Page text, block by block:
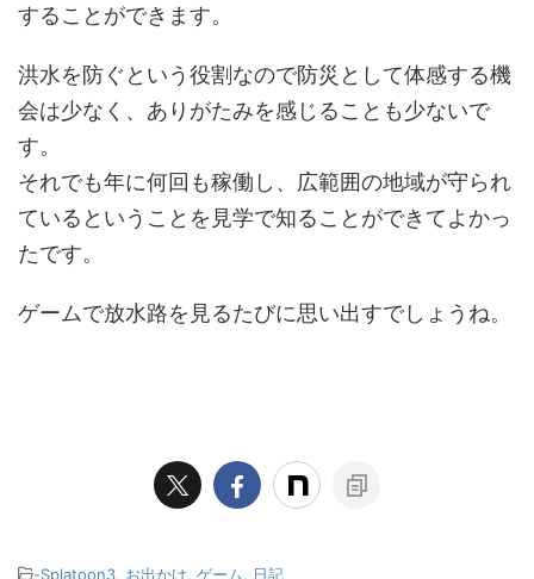
することができます。
洪水を防ぐという役割なので防災として体感する機
会は少なく、ありがたみを感じることも少ないで
す。
それでも年に何回も稼働し、広範囲の地域が守られ
ているということを見学で知ることができてよかっ
たです。
ゲームで放水路を見るたびに思い出すでしょうね。
-Splatoon3 お出かけ ゲーム 日記